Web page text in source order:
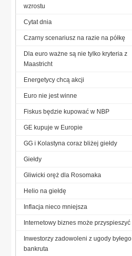
wzrostu
Cytat dnia
Czarny scenariusz na razie na półkę
Dla euro ważne są nie tylko kryteria z
Maastricht
Energetycy chcą akcji
Euro nie jest winne
Fiskus będzie kupować w NBP
GE kupuje w Europie
GG i Kolastyna coraz bliżej giełdy
Giełdy
Gliwicki oręż dla Rosomaka
Helio na giełdę
Inflacja nieco mniejsza
Internetowy biznes może przyspieszyć
Inwestorzy zadowoleni z ugody byłego
bankruta